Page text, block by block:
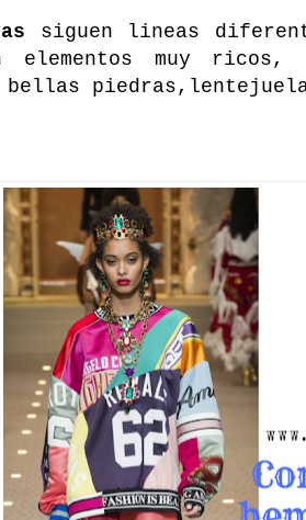
siguen lineas
elementos muy
bellas